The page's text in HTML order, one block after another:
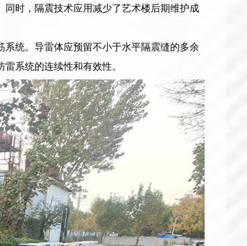
时，隔震技术应用减少了艺术楼后期维护成
统。导雷体应预留不小于水平隔震缝的多余
系统的连续性和有效性。